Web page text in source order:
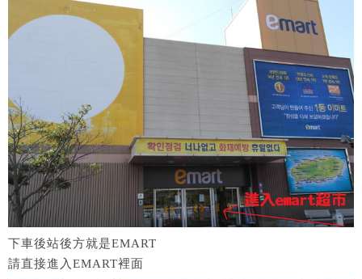
下車後站後方就是EMART
請直接進入EMART裡面